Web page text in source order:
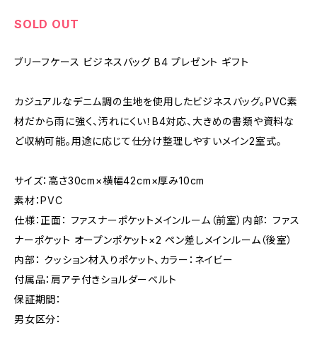
SOLD OUT
ブリーフケース ビジネスバッグ B4 プレゼント ギフト
カジュアルなデニム調の生地を使用したビジネスバッグ。PVC素
材だから雨に強く、汚れにくい！B4対応、大きめの書類や資料な
ど収納可能。用途に応じて仕分け整理しやすいメイン2室式。
サイズ：高さ30cm×横幅42cm×厚み10cm
素材：PVC
仕様：正面： ファスナーポケットメインルーム（前室）内部： ファス
ナーポケット オープンポケット×2 ペン差しメインルーム（後室）
内部： クッション材入りポケット、カラー：ネイビー
付属品：肩アテ付きショルダーベルト
保証期間：
男女区分：